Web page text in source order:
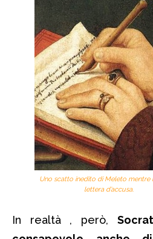
Uno scatto inedito di Meleto mentre
lettera d’accusa.
In realtà , però,